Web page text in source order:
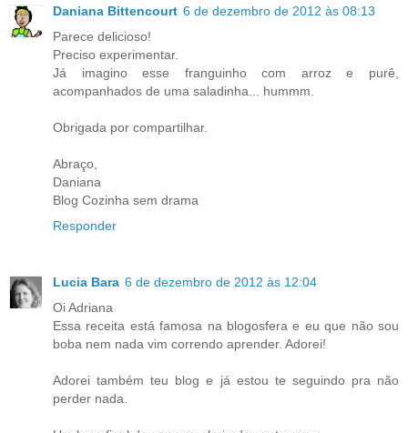
Daniana Bittencourt 6 de dezembro de 2012 às 08:13
Parece delicioso!
Preciso experimentar.
Já imagino esse franguinho com arroz e purê,
acompanhados de uma saladinha... hummm.
Obrigada por compartilhar.
Abraço,
Daniana
Blog Cozinha sem drama
Responder
Lucia Bara 6 de dezembro de 2012 às 12:04
Oi Adriana
Essa receita está famosa na blogosfera e eu que não sou
boba nem nada vim correndo aprender. Adorei!
Adorei também teu blog e já estou te seguindo pra não
perder nada.